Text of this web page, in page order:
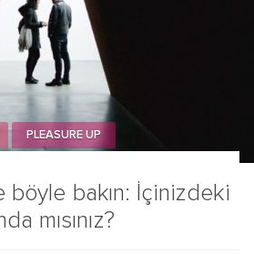
böyle bakın: İçinizdeki
mısınız?
PLEASURE UP